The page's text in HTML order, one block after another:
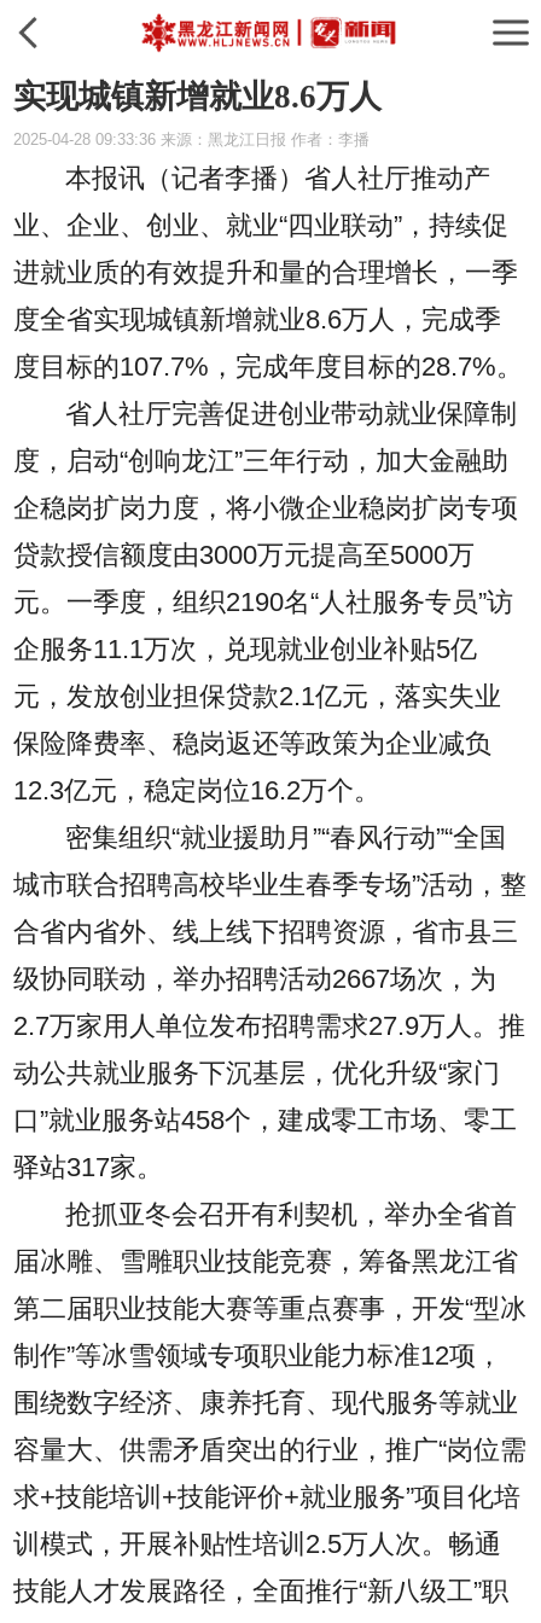
实现城镇新增就业8.6万人
2025-04-28 09:33:36 来源：黑龙江日报 作者：李播
本报讯（记者李播） 省人社厅推动产
业、企业、创业、就业“四业联动”，持续促
进就业质的有效提升和量的合理增长，一季
度全省实现城镇新增就业8.6万人，完成季
度目标的107.7%，完成年度目标的28.7%。
省人社厅完善促进创业带动就业保障制
度，启动“创响龙江”三年行动，加大金融助
企稳岗扩岗力度，将小微企业稳岗扩岗专项
贷款授信额度由3000万元提高至5000万
元。一季度，组织2190名“人社服务专员”访
企服务11.1万次，兑现就业创业补贴5亿
元，发放创业担保贷款2.1亿元，落实失业
保险降费率、稳岗返还等政策为企业减负
12.3亿元，稳定岗位16.2万个。
密集组织“就业援助月”“春风行动”“全国
城市联合招聘高校毕业生春季专场”活动，整
合省内省外、线上线下招聘资源，省市县三
级协同联动，举办招聘活动2667场次，为
2.7万家用人单位发布招聘需求27.9万人。推
动公共就业服务下沉基层，优化升级“家门
口”就业服务站458个，建成零工市场、零工
驿站317家。
抢抓亚冬会召开有利契机，举办全省首
届冰雕、雪雕职业技能竞赛，筹备黑龙江省
第二届职业技能大赛等重点赛事，开发“型冰
制作”等冰雪领域专项职业能力标准12项，
围绕数字经济、康养托育、现代服务等就业
容量大、供需矛盾突出的行业，推广“岗位需
求+技能培训+技能评价+就业服务”项目化培
训模式，开展补贴性培训2.5万人次。畅通
技能人才发展路径，全面推行“新八级工”职